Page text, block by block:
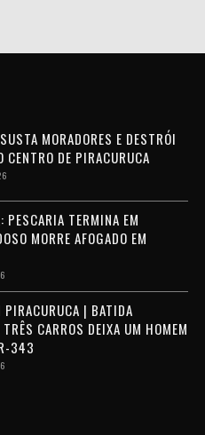
MORADORES E DESTRÓI
CENTRO DE PIRACURUCA
PESCARIA TERMINA EM
MORRE AFOGADO EM
PIRACURUCA | BATIDA
TRÊS CARROS DEIXA UM HOMEM
343